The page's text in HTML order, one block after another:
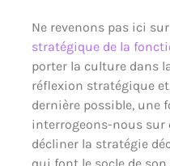
Ne revenons pas ici
stratégique de la
porter la culture dans
réflexion stratégique
dernière possible, une
interrogeons-nous sur
décliner la stratégie
qui font le socle de